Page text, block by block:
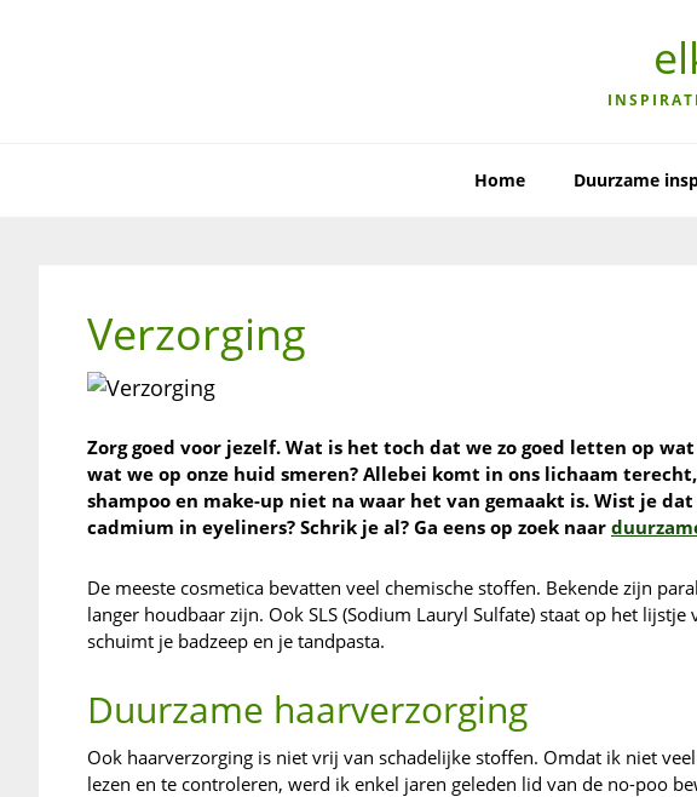
Home Duurzame
Verzorging
Zorg goed voor jezelf. Wat is het toch dat we zo goed letten op
wat we op onze huid smeren? Allebei komt in ons lichaam
shampoo en make-up niet na waar het van gemaakt is. Wist je
cadmium in eyeliners? Schrik je al? Ga eens op zoek naar
De meeste cosmetica bevatten veel chemische stoffen. Bekende zijn
langer houdbaar zijn. Ook SLS (Sodium Lauryl Sulfate) staat op het
schuimt je badzeep en je tandpasta.
Duurzame haarverzorging
Ook haarverzorging is niet vrij van schadelijke stoffen. Omdat ik niet
lezen en te controleren, werd ik enkel jaren geleden lid van de no-poo